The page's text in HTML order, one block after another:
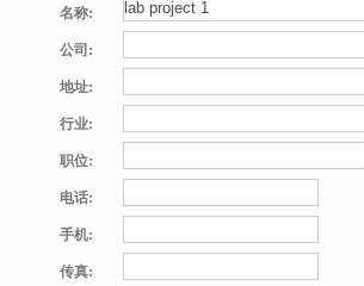
名称:
公司:
地址:
行业:
职位:
电话:
手机:
传真: